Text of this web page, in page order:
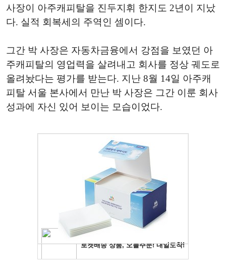
사장이 아주캐피탈을 진두지휘 한지도 2년이 지났
다. 실적 회복세의 주역인 셈이다.
그간 박 사장은 자동차금융에서 강점을 보였던 아
주캐피탈의 영업력을 살려내고 회사를 정상 궤도로
올려놨다는 평가를 받는다. 지난 8월 14일 아주캐
피탈 서울 본사에서 만난 박 사장은 그간 이룬 회사
성과에 자신 있어 보이는 모습이었다.